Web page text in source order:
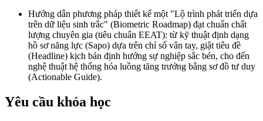
Hướng dẫn phương pháp thiết kế một "Lộ trình phát triển dựa
trên dữ liệu sinh trắc" (Biometric Roadmap) đạt chuẩn chất
lượng chuyên gia (tiêu chuẩn EEAT): từ kỹ thuật định dạng
hồ sơ năng lực (Sapo) dựa trên chỉ số vân tay, giật tiêu đề
(Headline) kịch bản định hướng sự nghiệp sắc bén, cho đến
nghệ thuật hệ thống hóa luồng tăng trưởng bằng sơ đồ tư duy
(Actionable Guide).
Yêu cầu khóa học